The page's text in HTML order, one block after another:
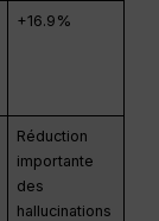
+16.9%
Réduction
importante
des
hallucinations